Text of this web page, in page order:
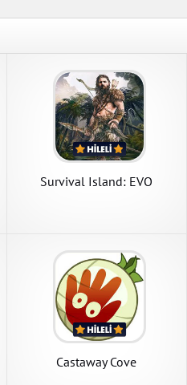
Survival Island: EVO
Castaway Cove